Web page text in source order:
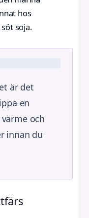
hos
soja.
är det
en
och
innan du